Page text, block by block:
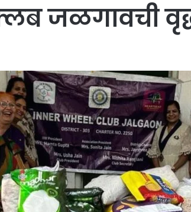
जळगावची